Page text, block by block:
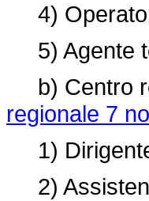
4)
5) Agente
b) Centro
regionale 7
1)
2)